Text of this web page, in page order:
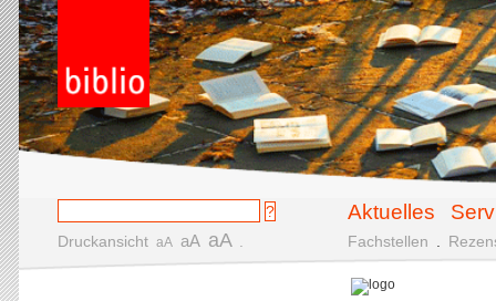
Aktuelles
Druckansicht aA aA aA Fachstellen